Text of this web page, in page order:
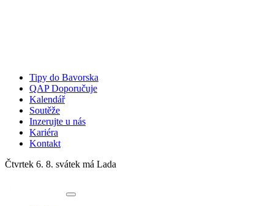
Tipy do Bavorska
QAP Doporučuje
Kalendář
Soutěže
Inzerujte u nás
Kariéra
Kontakt
Čtvrtek 6. 8. svátek má Lada